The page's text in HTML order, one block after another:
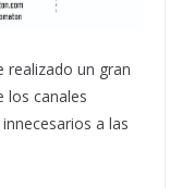
realizado un gran
los canales
a las